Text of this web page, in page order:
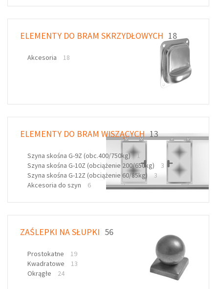
ELEMENTY DO BRAM SKRZYDŁOWYCH 18
Akcesoria 18
ELEMENTY DO BRAM WISZĄCYCH 13
Szyna skośna G-9Z (obc.400/750kg) 1
Szyna skośna G-10Z (obciążenie 200/650kg)
3
Szyna skośna G-12Z (obciążenie 60/85kg)
3
Akcesoria do szyn
6
ZAŚLEPKI NA SŁUPKI 56
Prostokatne
19
Kwadratowe
13
Okrągłe
24